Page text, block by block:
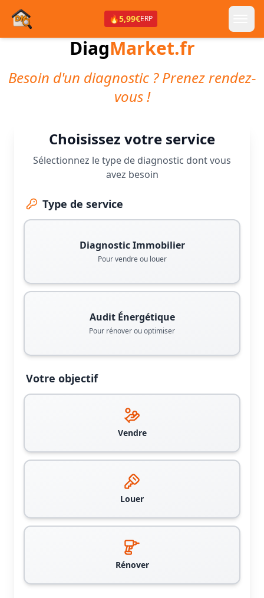
🔥5,99€ERP
DiagMarket.fr
Besoin d'un diagnostic ? Prenez rendez-
vous !
Choisissez votre service
Sélectionnez le type de diagnostic dont vous
avez besoin
Type de service
Diagnostic Immobilier
Pour vendre ou louer
Audit Énergétique
Pour rénover ou optimiser
Votre objectif
Vendre
Louer
Rénover